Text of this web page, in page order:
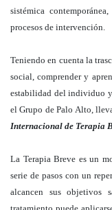
sistémica
procesos de intervención.
Teniendo en cuenta la
social, comprender y
estabilidad del individuo
el Grupo de Palo Alto,
Internacional de Terapia
La Terapia Breve es un
serie de pasos con un
alcancen sus objetivos